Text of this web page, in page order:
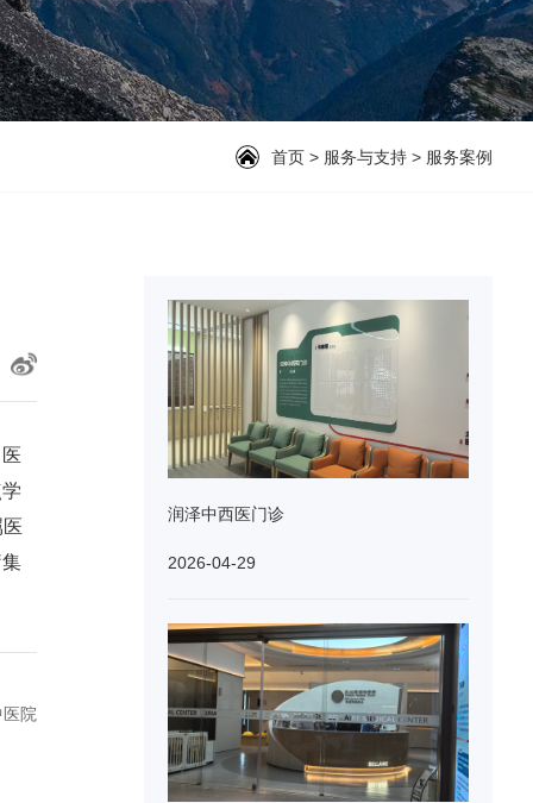
首页 > 服务与支持 > 服务案例
医院
润泽中西医门诊
2026-04-29